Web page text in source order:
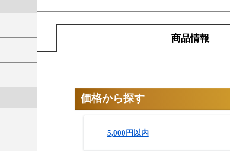
商品情報
価格から探す
5,000円以内